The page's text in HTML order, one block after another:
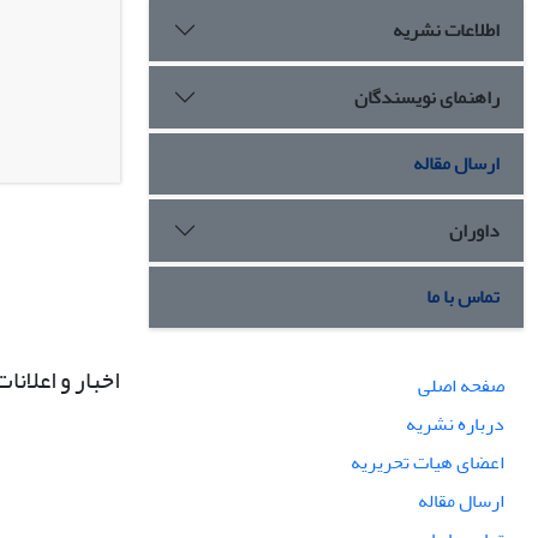
اطلاعات نشریه
راهنمای نویسندگان
ارسال مقاله
داوران
تماس با ما
صفحه اصلی
درباره نشریه
اعضای هیات تحریریه
ارسال مقاله
اخبار و